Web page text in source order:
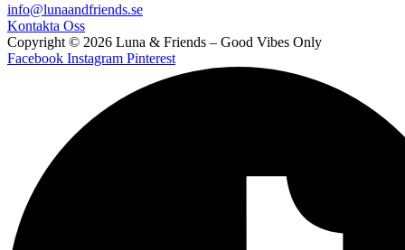
info@lunaandfriends.se
Kontakta Oss
Copyright © 2026 Luna & Friends – Good Vibes Only
Facebook Instagram Pinterest